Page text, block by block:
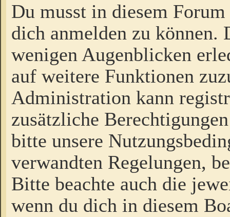
Du musst in diesem
dich anmelden zu
wenigen Augenblicken
auf weitere Funktionen
Administration kann
zusätzliche
bitte unsere
verwandten Regelungen,
Bitte beachte auch die
wenn du dich in diesem